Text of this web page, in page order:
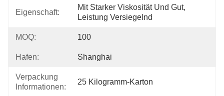
Eigenschaft:
Mit Starker Viskosität Und Gut,
Leistung Versiegelnd
MOQ: 100
Hafen: Shanghai
Verpackung
Informationen:
25 Kilogramm-Karton